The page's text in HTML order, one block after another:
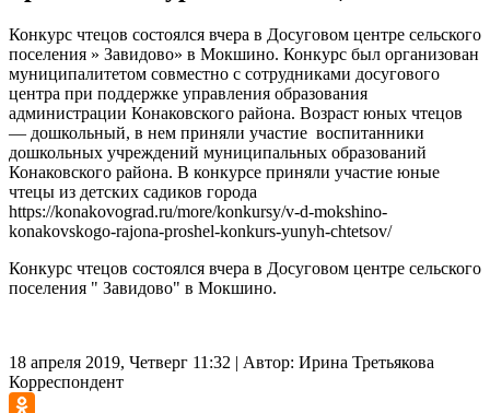
Конкурс чтецов состоялся вчера в Досуговом центре сельского
поселения » Завидово» в Мокшино. Конкурс был организован
муниципалитетом совместно с сотрудниками досугового
центра при поддержке управления образования
администрации Конаковского района. Возраст юных чтецов
— дошкольный, в нем приняли участие воспитанники
дошкольных учреждений муниципальных образований
Конаковского района. В конкурсе приняли участие юные
чтецы из детских садиков города
https://konakovograd.ru/more/konkursy/v-d-mokshino-
konakovskogo-rajona-proshel-konkurs-yunyh-chtetsov/
Конкурс чтецов состоялся вчера в Досуговом центре сельского
поселения " Завидово" в Мокшино.
18 апреля 2019, Четверг 11:32 | Автор: Ирина Третьякова
Корреспондент